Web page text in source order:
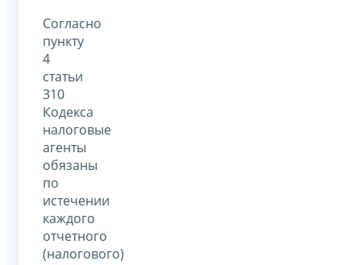
Согласно
пункту
4
статьи
310
Кодекса
налоговые
агенты
обязаны
по
истечении
каждого
отчетного
(налогового)